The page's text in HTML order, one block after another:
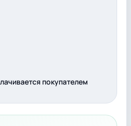
покупателем